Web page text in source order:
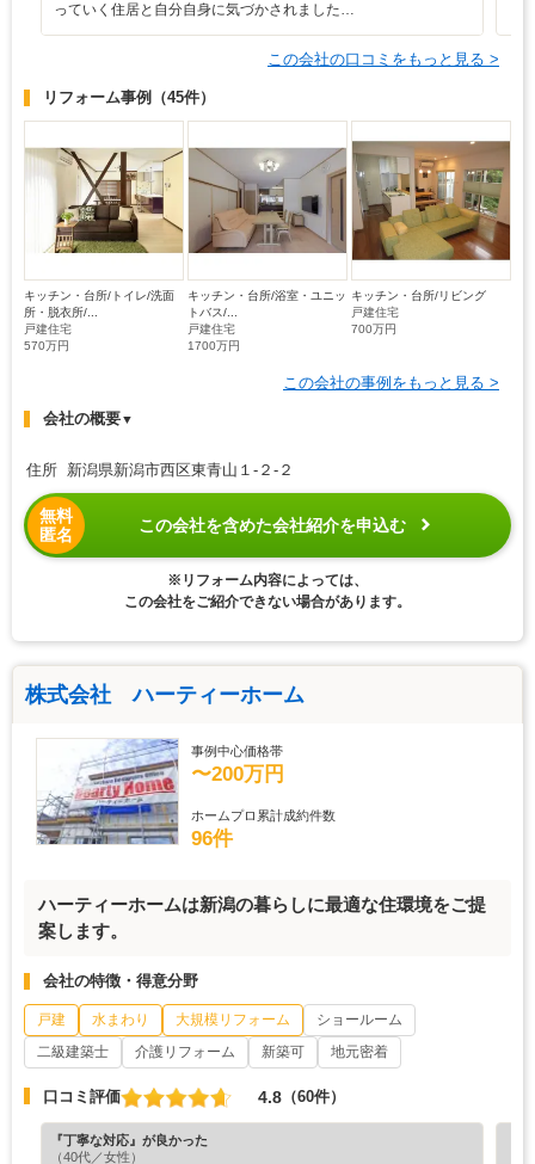
っていく住居と自分自身に気づかされました…
この会社の口コミをもっと見る >
リフォーム事例 （45件）
キッチン・台所/トイレ/洗面
所・脱衣所/...
戸建住宅
570万円
キッチン・台所/浴室・ユニッ
トバス/...
戸建住宅
1700万円
キッチン・台所/リビング
戸建住宅
700万円
この会社の事例をもっと見る >
会社の概要▼
住所 新潟県新潟市西区東青山１-２-２
無料
匿名
この会社を含めた会社紹介を申込む
※リフォーム内容によっては、
この会社をご紹介できない場合があります。
株式会社 ハーティーホーム
事例中心価格帯
〜200万円
ホームプロ累計成約件数
96件
ハーティーホームは新潟の暮らしに最適な住環境をご提
案します。
会社の特徴・得意分野
戸建 水まわり 大規模リフォーム
ショールーム
二級建築士
介護リフォーム 新築可 地元密着
口コミ評価 4.8 （60件）
『丁寧な対応』が良かった
（40代／女性）